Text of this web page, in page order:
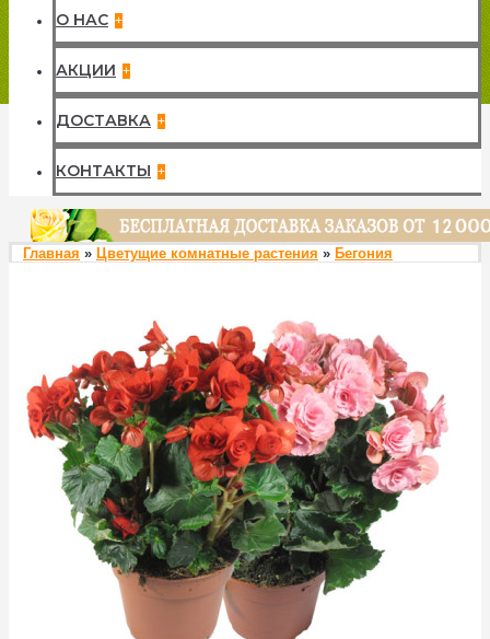
О НАС +
АКЦИИ +
ДОСТАВКА +
КОНТАКТЫ +
Главная » Цветущие комнатные растения » Бегония